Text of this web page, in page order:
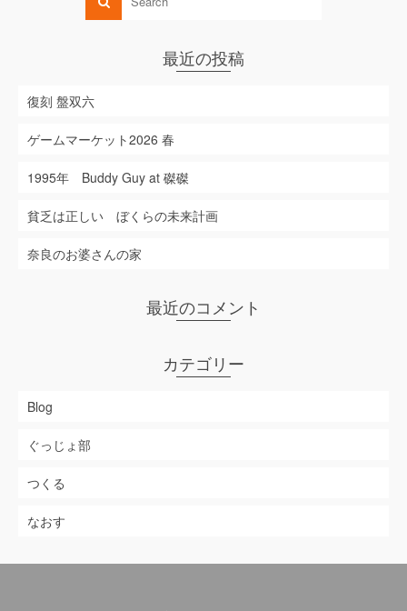
最近の投稿
復刻 盤双六
ゲームマーケット2026 春
1995年 Buddy Guy at 磔磔
貧乏は正しい ぼくらの未来計画
奈良のお婆さんの家
最近のコメント
カテゴリー
Blog
ぐっじょ部
つくる
なおす